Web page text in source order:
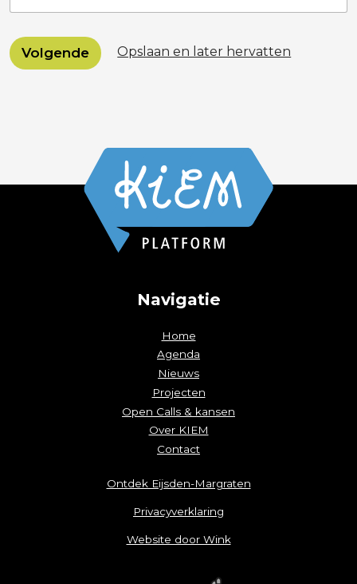
Volgende Opslaan en later hervatten
Navigatie
Home
Agenda
Nieuws
Projecten
Open Calls & kansen
Over KIEM
Contact
Ontdek Eijsden-Margraten
Privacyverklaring
Website door Wink